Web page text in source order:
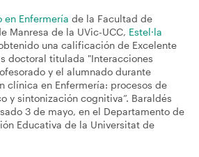
en Enfermería de la Facultad de
Manresa de la UVic-UCC, Estel·la
una calificación de Excelente
doctoral titulada "Interacciones
y el alumnado durante
clínica en Enfermería: procesos de
y sintonización cognitiva”. Baraldés
3 de mayo, en el Departamento de
Educativa de la Universitat de